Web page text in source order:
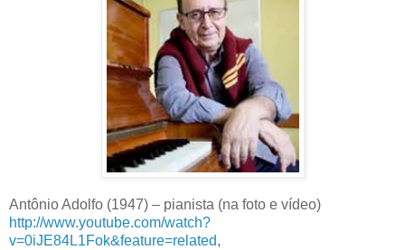
Antônio Adolfo (1947) – pianista (na foto e vídeo)
http://www.youtube.com/watch?
v=0iJE84L1Fok&feature=related,